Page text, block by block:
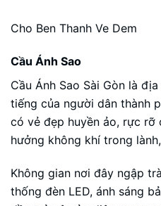
Cho Ben Thanh Ve Dem
Cầu Ánh Sao
Cầu Ánh Sao Sài Gòn là
tiếng của người dân thành
có vẻ đẹp huyền ảo, rực rỡ
hưởng không khí trong
Không gian nơi đây ngập
thống đèn LED, ánh sáng